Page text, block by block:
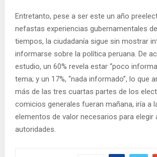
Entretanto, pese a ser este un año
nefastas experiencias gubernamentales
tiempos, la ciudadanía sigue sin mostrar
informarse sobre la política peruana. De
estudio, un 60% revela estar “poco
tema; y un 17%, “nada informado”, lo que
más de las tres cuartas partes de los
comicios generales fueran mañana, iría a
elementos de valor necesarios para elegir
autoridades.